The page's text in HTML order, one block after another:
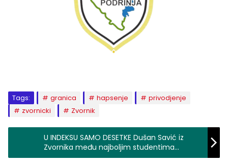
Tags: granica hapsenje
privodjenje
zvornicki
Zvornik
U INDEKSU SAMO DESETKE Dušan Savić iz
Zvornika među najboljim studentima
Univerziteta u Beogradu